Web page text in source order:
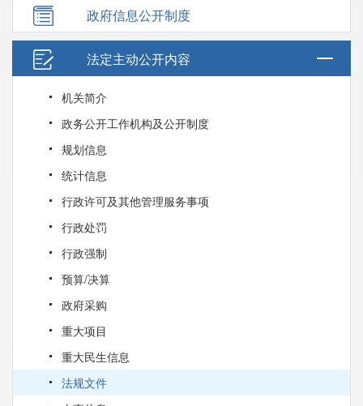
政府信息公开制度
法定主动公开内容
机关简介
政务公开工作机构及公开制度
规划信息
统计信息
行政许可及其他管理服务事项
行政处罚
行政强制
预算/决算
政府采购
重大项目
重大民生信息
法规文件